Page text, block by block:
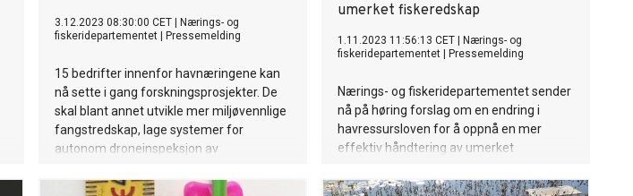
3.12.2023 08:30:00 CET
Nærings- og
fiskeridepartementet
Pressemelding
15 bedrifter innenfor havnæringene kan
nå sette i gang forskningsprosjekter. De
skal blant annet utvikle mer miljøvennlige
fangstredskap, lage systemer for
autonom droneinspeksjon av
reduserer sykdom hos settefisk.
umerket fiskeredskap
1.11.2023 11:56:13 CET
Nærings- og
fiskeridepartementet
Pressemelding
Nærings- og fiskeridepartementet sender
nå på høring forslag om en endring i
havressursloven for å oppnå en mer
effektiv håndtering av umerket
merkingen er slik at eier ikke kan